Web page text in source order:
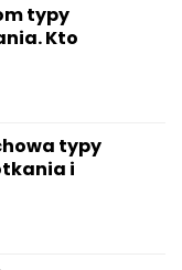
typy
Kto
typy
i